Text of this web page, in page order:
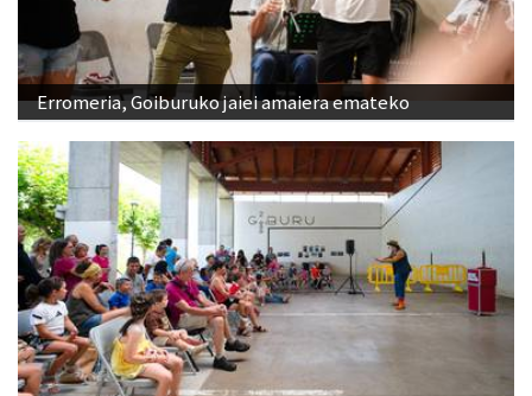
Erromeria, Goiburuko jaiei amaiera emateko